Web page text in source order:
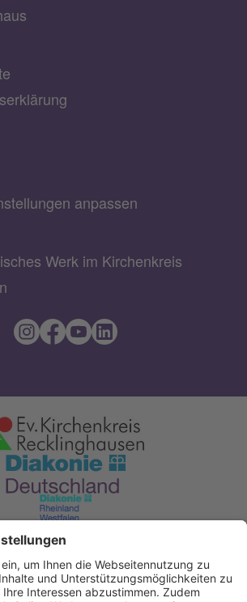
anpassen
Werk im Kirchenkreis